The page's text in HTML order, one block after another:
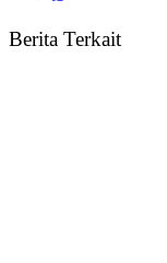
Berita Terkait